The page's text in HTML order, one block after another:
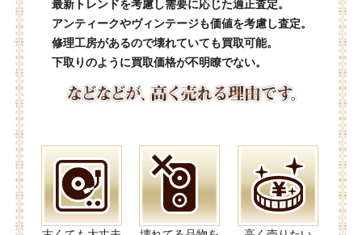
最新トレンドを考慮し需要に応じた適正査定。
アンティークやヴィンテージも価値を考慮し査定。
修理工房があるので壊れていても買取可能。
下取りのように買取価格が不明瞭でない。